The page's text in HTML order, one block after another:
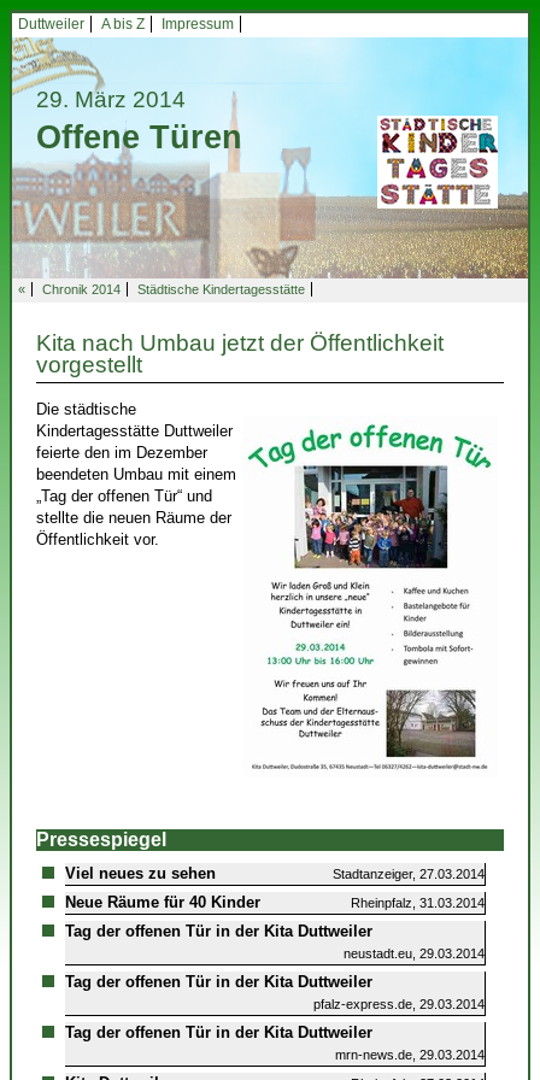
Duttweiler A bis Z Impressum
29. März 2014
Offene Türen
« Chronik 2014 Städtische Kindertagesstätte
Kita nach Umbau jetzt der Öffentlichkeit
vorgestellt
Die städtische
Kindertagesstätte Duttweiler
feierte den im Dezember
beendeten Umbau mit einem
„Tag der offenen Tür“ und
stellte die neuen Räume der
Öffentlichkeit vor.
Pressespiegel
Viel neues zu sehen Stadtanzeiger, 27.03.2014
Neue Räume für 40 Kinder Rheinpfalz, 31.03.2014
Tag der offenen Tür in der Kita Duttweiler
neustadt.eu, 29.03.2014
Tag der offenen Tür in der Kita Duttweiler
pfalz-express.de, 29.03.2014
Tag der offenen Tür in der Kita Duttweiler
mrn-news.de, 29.03.2014